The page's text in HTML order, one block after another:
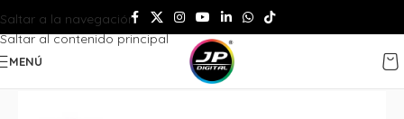
Saltar a la navegación
Saltar al contenido principal
MENÚ